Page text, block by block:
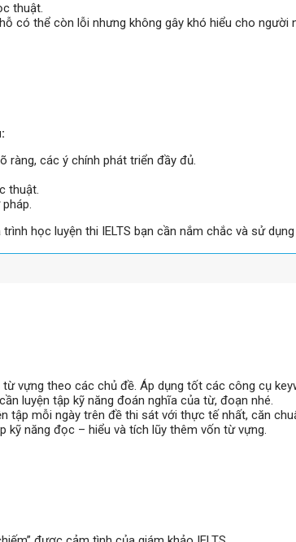
thuật.
có thể còn lỗi nhưng không gây khó hiểu cho người
ràng, các ý chính phát triển đầy đủ.
thuật.
học luyện thi IELTS bạn cần nắm chắc và sử
vựng theo các chủ đề. Áp dụng tốt các công cụ
luyện tập kỹ năng đoán nghĩa của từ, đoạn nhé.
tập mỗi ngày trên đề thi sát với thực tế nhất, căn
kỹ năng đọc – hiểu và tích lũy thêm vốn từ vựng.